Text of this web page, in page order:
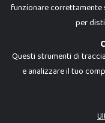
Dadi e Mattoncini è un
I prezzi e le promozioni
funzionare correttamente
per
Questi strumenti di
e analizzare il tuo